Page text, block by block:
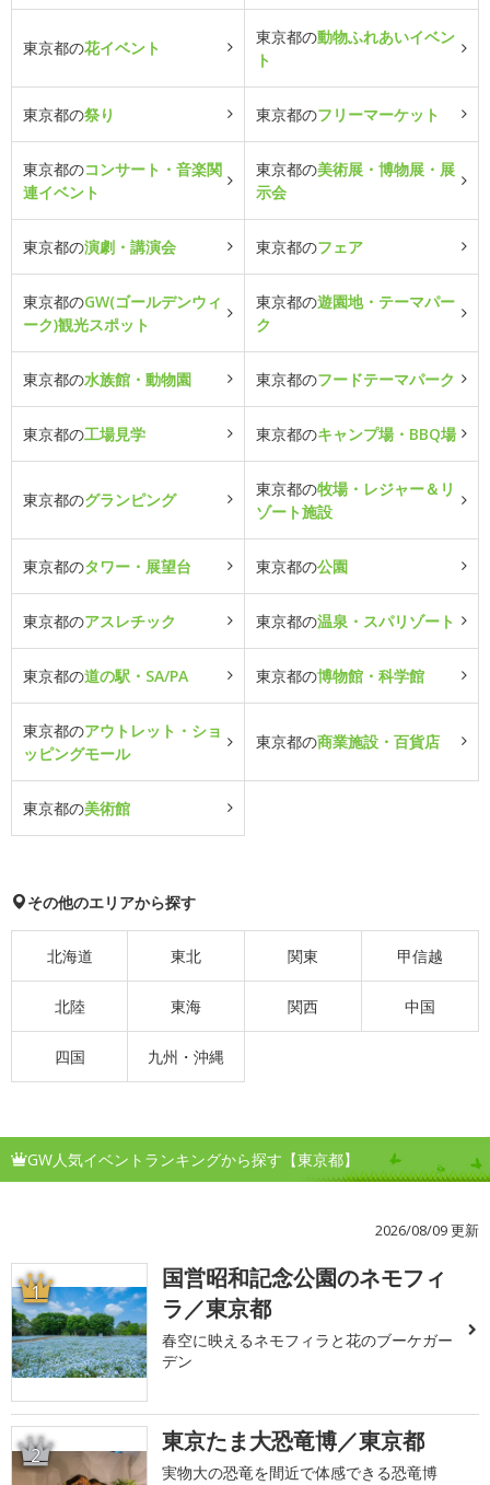
東京都の花イベント
東京都の動物ふれあいイベン
ト
東京都の祭り 東京都のフリーマーケット
東京都のコンサート・音楽関
連イベント
東京都の美術展・博物展・展
示会
東京都の演劇・講演会 東京都のフェア
東京都のGW(ゴールデンウィ
ーク)観光スポット
東京都の遊園地・テーマパー
ク
東京都の水族館・動物園 東京都のフードテーマパーク
東京都の工場見学 東京都のキャンプ場・BBQ場
東京都のグランピング
東京都の牧場・レジャー＆リ
ゾート施設
東京都のタワー・展望台 東京都の公園
東京都のアスレチック 東京都の温泉・スパリゾート
東京都の道の駅・SA/PA 東京都の博物館・科学館
東京都のアウトレット・ショ
ッピングモール
東京都の商業施設・百貨店
東京都の美術館
その他のエリアから探す
北海道 東北 関東 甲信越
北陸 東海 関西 中国
四国 九州・沖縄
GW人気イベントランキングから探す【東京都】
2026/08/09 更新
1
国営昭和記念公園のネモフィ
ラ／東京都
春空に映えるネモフィラと花のブーケガー
デン
2 東京たま大恐竜博／東京都
実物大の恐竜を間近で体感できる恐竜博